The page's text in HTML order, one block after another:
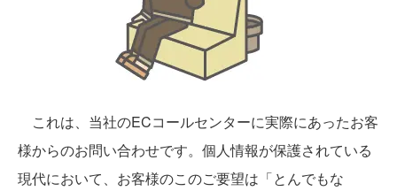
これは、当社のECコールセンターに実際にあったお客
様からのお問い合わせです。個人情報が保護されている
現代において、お客様のこのご要望は「とんでもな